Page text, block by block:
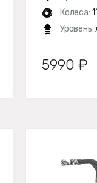
Колеса:
Уровень:
5990 ₽